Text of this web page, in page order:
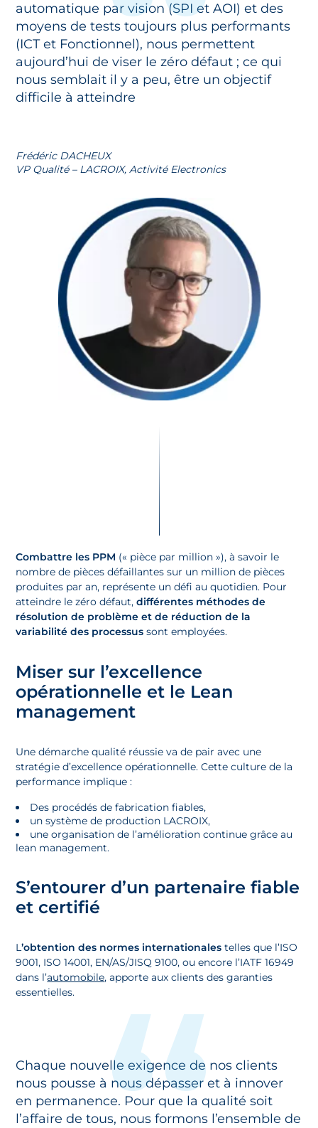
automatique par vision (SPI et AOI) et des
moyens de tests toujours plus performants
(ICT et Fonctionnel), nous permettent
aujourd’hui de viser le zéro défaut ; ce qui
nous semblait il y a peu, être un objectif
difficile à atteindre
Frédéric DACHEUX
VP Qualité – LACROIX, Activité Electronics
Combattre les PPM (« pièce par million »), à savoir le
nombre de pièces défaillantes sur un million de pièces
produites par an, représente un défi au quotidien. Pour
atteindre le zéro défaut,différentes méthodes de
résolution de problème et de réduction de la
variabilité des processus sont employées.
Miser sur l’excellence
opérationnelle et le Lean
management
Une démarche qualité réussie va de pair avec une
stratégie d’excellence opérationnelle. Cette culture de la
performance implique :
Des procédés de fabrication fiables,
un système de production LACROIX,
une organisation de l’amélioration continue grâce au
lean management.
S’entourer d’un partenaire fiable
et certifié
L’obtention des normes internationalestelles que l’ISO
9001, ISO 14001, EN/AS/JISQ 9100, ou encore l’IATF 16949
dans l’automobile, apporte aux clients des garanties
essentielles.
Chaque nouvelle exigence de nos clients
nous pousse à nous dépasser et à innover
en permanence. Pour que la qualité soit
l’affaire de tous, nous formons l’ensemble de